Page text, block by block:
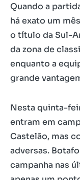
Quando a
há exato um
o título da Sul-
da zona de
enquanto a
grande
Nesta quinta-
entram em
Castelão, mas
adversas.
campanha nas